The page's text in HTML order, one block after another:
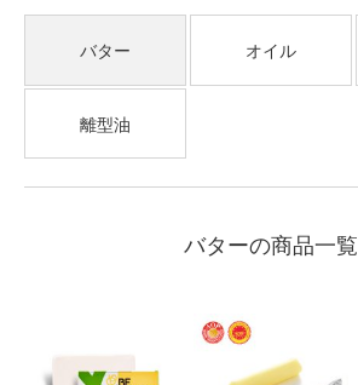
バター オイル
離型油
バターの商品一覧